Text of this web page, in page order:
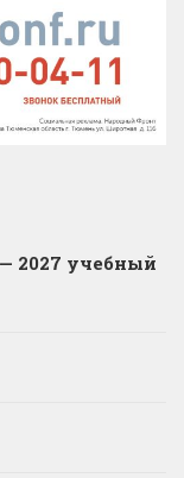
2027 учебный